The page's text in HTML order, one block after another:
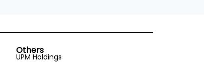
Others
UPM Holdings